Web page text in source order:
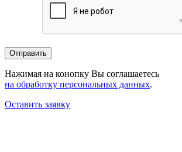
Нажимая на конопку Вы соглашаетесь
на обработку персональных данных.
Оставить заявку